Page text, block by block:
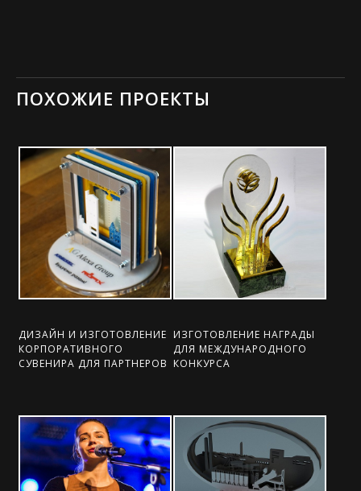
ПОХОЖИЕ ПРОЕКТЫ
ДИЗАЙН И ИЗГОТОВЛЕНИЕ
КОРПОРАТИВНОГО
СУВЕНИРА ДЛЯ ПАРТНЕРОВ
ИЗГОТОВЛЕНИЕ НАГРАДЫ
ДЛЯ МЕЖДУНАРОДНОГО
КОНКУРСА